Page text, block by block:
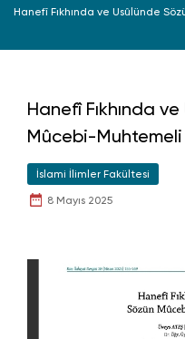
Hanefî Fıkhında ve Usûlünde
Hanefî Fıkhında
Mûcebi-Muhtemeli
İslami İlimler Fakültesi
8 Mayıs 2025